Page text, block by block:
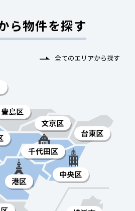
ら物件を探す
全てのエリアから探す